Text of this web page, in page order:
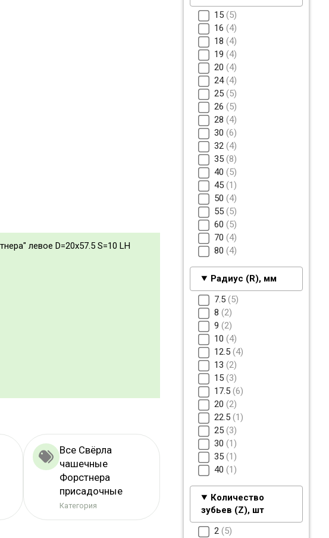
15 5
16 4
18 4
19 4
20 4
24 4
25 5
26 5
28 4
30 6
32 4
35 8
40 5
45 1
50 4
55 5
60 5
70 4
80 4
Радиус (R), мм
7.5 5
8 2
9 2
10 4
12.5 4
13 2
15 3
17.5 6
20 2
22.5 1
25 3
30 1
35 1
40 1
Количество
зубьев (Z), шт
2 5
левое D=20x57.5 S=10 LH
Все Свёрла
чашечные
Форстнера
присадочные
Категория